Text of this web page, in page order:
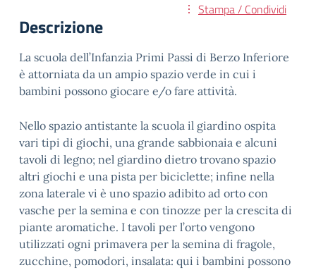
Stampa / Condividi
Descrizione
La scuola dell’Infanzia Primi Passi di Berzo Inferiore
è attorniata da un ampio spazio verde in cui i
bambini possono giocare e/o fare attività.
Nello spazio antistante la scuola il giardino ospita
vari tipi di giochi, una grande sabbionaia e alcuni
tavoli di legno; nel giardino dietro trovano spazio
altri giochi e una pista per biciclette; infine nella
zona laterale vi è uno spazio adibito ad orto con
vasche per la semina e con tinozze per la crescita di
piante aromatiche. I tavoli per l’orto vengono
utilizzati ogni primavera per la semina di fragole,
zucchine, pomodori, insalata: qui i bambini possono